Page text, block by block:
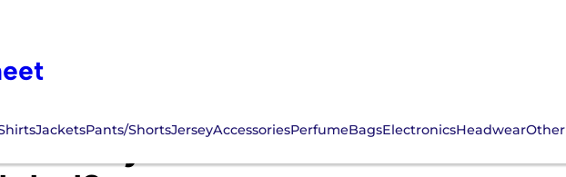
JacketsPants/ShortsJerseyAccessoriesPerfumeBagsElectronicsHeadwear
y Cómo Está